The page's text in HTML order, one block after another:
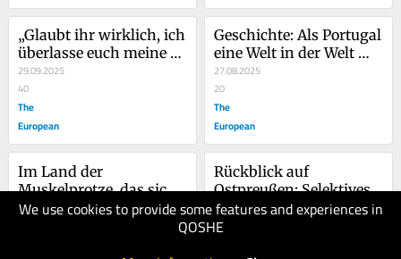
We use cookies to provide some features and experiences in
QOSHE
„Glaubt ihr wirklich, ich
überlasse euch meine
Heimat?“
29.09.2025
40
The
European
Geschichte: Als Portugal
eine Welt in der Welt
war
27.08.2025
20
The
European
Im Land der
Muskelprotze, das sich
von Europa
22.07.2025
Rückblick auf
Ostpreußen: Selektives
Erinnern fordert einen
Tribut
15.06.2025
40